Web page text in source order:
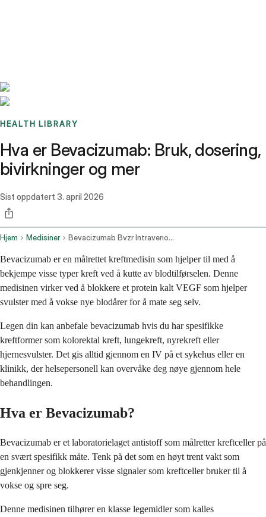
HEALTH LIBRARY
Hva er Bevacizumab: Bruk, dosering,
bivirkninger og mer
Sist oppdatert 3. april 2026
Hjem Medisiner Bevacizumab Bvzr Intravenous Route
Bevacizumab er en målrettet kreftmedisin som hjelper til med å
bekjempe visse typer kreft ved å kutte av blodtilførselen. Denne
medisinen virker ved å blokkere et protein kalt VEGF som hjelper
svulster med å vokse nye blodårer for å mate seg selv.
Legen din kan anbefale bevacizumab hvis du har spesifikke
kreftformer som kolorektal kreft, lungekreft, nyrekreft eller
hjernesvulster. Det gis alltid gjennom en IV på et sykehus eller en
klinikk, der helsepersonell kan overvåke deg nøye gjennom hele
behandlingen.
Hva er Bevacizumab?
Bevacizumab er et laboratorielaget antistoff som målretter kreftceller på
en svært spesifikk måte. Tenk på det som en høyt trent vakt som
gjenkjenner og blokkerer visse signaler som kreftceller bruker til å
vokse og spre seg.
Denne medisinen tilhører en klasse legemidler som kalles